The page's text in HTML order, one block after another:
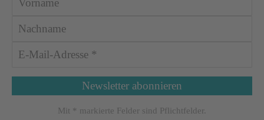
Mit * markierte Felder sind Pflichtfelder.